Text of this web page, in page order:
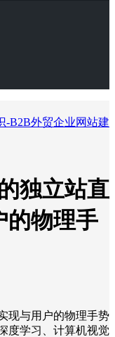
-B2B外贸企业网站建
独立站直
的物理手
现与用户的物理手势
度学习、计算机视觉